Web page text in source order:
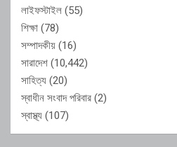
লাইফস্টাইল (55)
শিক্ষা (78)
সম্পাদকীয় (16)
সারাদেশ (10,442)
সাহিত্য (20)
স্বাধীন সংবাদ পরিবার (2)
স্বাস্থ্য (107)